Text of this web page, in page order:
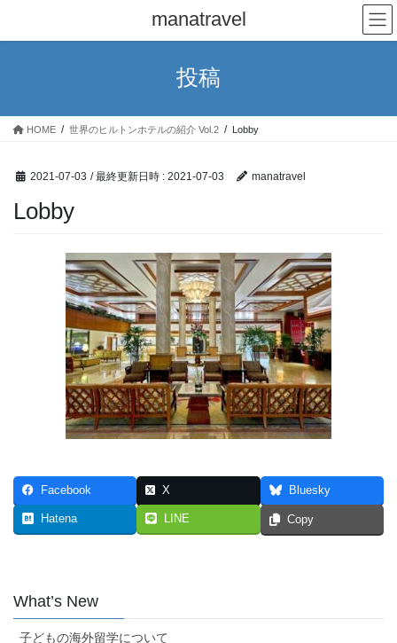
テ
ス
ゲ
ン
manatravel
投稿
HOME 世界のヒルトンホテルの紹介 Vol.2 Lobby
2021-07-03 / 最終更新日時 : 2021-07-03 manatravel
Lobby
Facebook X Bluesky
Hatena LINE Copy
What’s New
子どもの海外留学について